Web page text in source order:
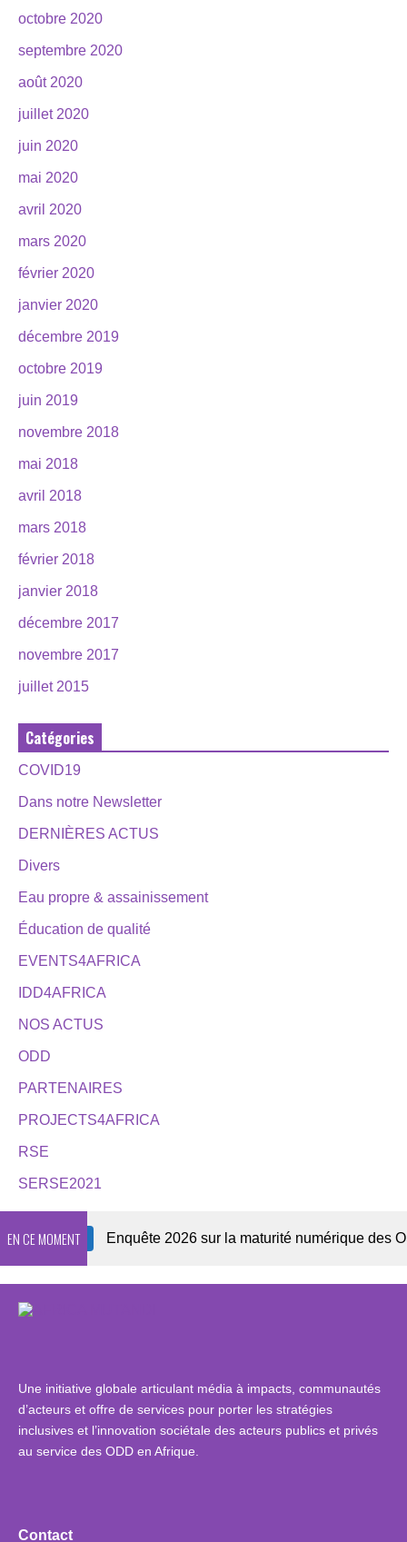
octobre 2020
septembre 2020
août 2020
juillet 2020
juin 2020
mai 2020
avril 2020
mars 2020
février 2020
janvier 2020
décembre 2019
octobre 2019
juin 2019
novembre 2018
mai 2018
avril 2018
mars 2018
février 2018
janvier 2018
décembre 2017
novembre 2017
juillet 2015
Catégories
COVID19
Dans notre Newsletter
DERNIÈRES ACTUS
Divers
Eau propre & assainissement
Éducation de qualité
EVENTS4AFRICA
IDD4AFRICA
NOS ACTUS
ODD
PARTENAIRES
PROJECTS4AFRICA
RSE
SERSE2021
EN CE MOMENTEnquête 2026 sur la maturité numérique des OSC
Une initiative globale articulant média à impacts, communautés
d’acteurs et offre de services pour porter les stratégies
inclusives et l’innovation sociétale des acteurs publics et privés
au service des ODD en Afrique.
Contact